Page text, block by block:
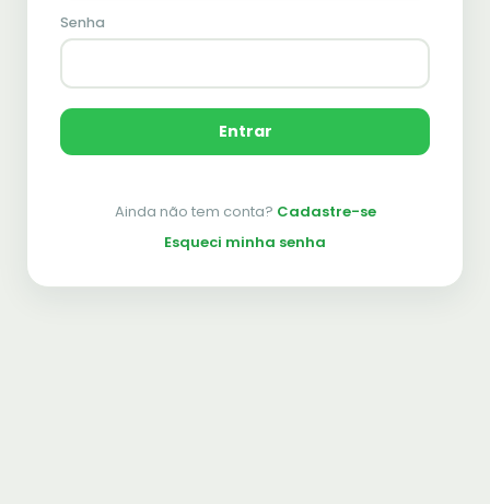
Senha
Entrar
Ainda não tem conta? Cadastre-se
Esqueci minha senha